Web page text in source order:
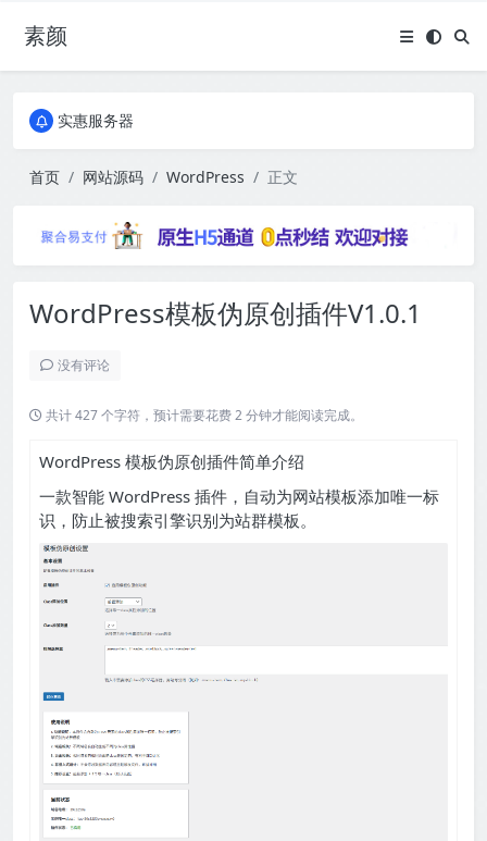
素颜全国免费包邮流量卡
实惠服务器
实惠服务器
首页 网站源码 WordPress 正文
WordPress模板伪原创插件V1.0.1
没有评论
共计 427 个字符，预计需要花费 2 分钟才能阅读完成。
WordPress 模板伪原创插件简单介绍
一款智能 WordPress 插件，自动为网站模板添加唯一标
识，防止被搜索引擎识别为站群模板。